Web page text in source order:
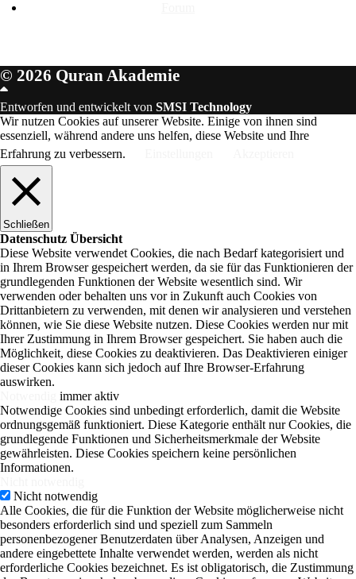
© 2026 Quran Akademie
Scroll
Up
Entworfen und entwickelt von SMSI Technology
Wir nutzen Cookies auf unserer Website. Einige von ihnen sind
essenziell, während andere uns helfen, diese Website und Ihre
Erfahrung zu verbessern.
Schließen
Datenschutz Übersicht
Diese Website verwendet Cookies, die nach Bedarf kategorisiert und
in Ihrem Browser gespeichert werden, da sie für das Funktionieren der
grundlegenden Funktionen der Website wesentlich sind. Wir
verwenden oder behalten uns vor in Zukunft auch Cookies von
Drittanbietern zu verwenden, mit denen wir analysieren und verstehen
können, wie Sie diese Website nutzen. Diese Cookies werden nur mit
Ihrer Zustimmung in Ihrem Browser gespeichert. Sie haben auch die
Möglichkeit, diese Cookies zu deaktivieren. Das Deaktivieren einiger
dieser Cookies kann sich jedoch auf Ihre Browser-Erfahrung
auswirken.
immer aktiv
Notwendige Cookies sind unbedingt erforderlich, damit die Website
ordnungsgemäß funktioniert. Diese Kategorie enthält nur Cookies, die
grundlegende Funktionen und Sicherheitsmerkmale der Website
gewährleisten. Diese Cookies speichern keine persönlichen
Informationen.
Nicht notwendig
Alle Cookies, die für die Funktion der Website möglicherweise nicht
besonders erforderlich sind und speziell zum Sammeln
personenbezogener Benutzerdaten über Analysen, Anzeigen und
andere eingebettete Inhalte verwendet werden, werden als nicht
erforderliche Cookies bezeichnet. Es ist obligatorisch, die Zustimmung